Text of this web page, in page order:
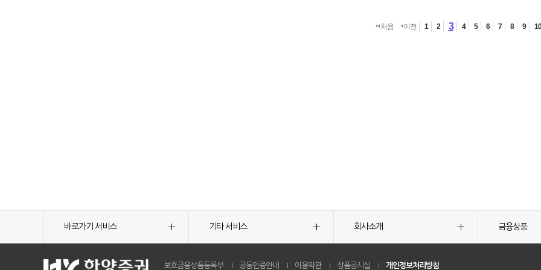
처음 이전 1 2 3 4 5 6 7 8 9 10
바로가기 서비스 기타 서비스 회사소개 금융상품
보호금융상품등록부 공동인증안내 이용약관 상품공시실 개인정보처리방침